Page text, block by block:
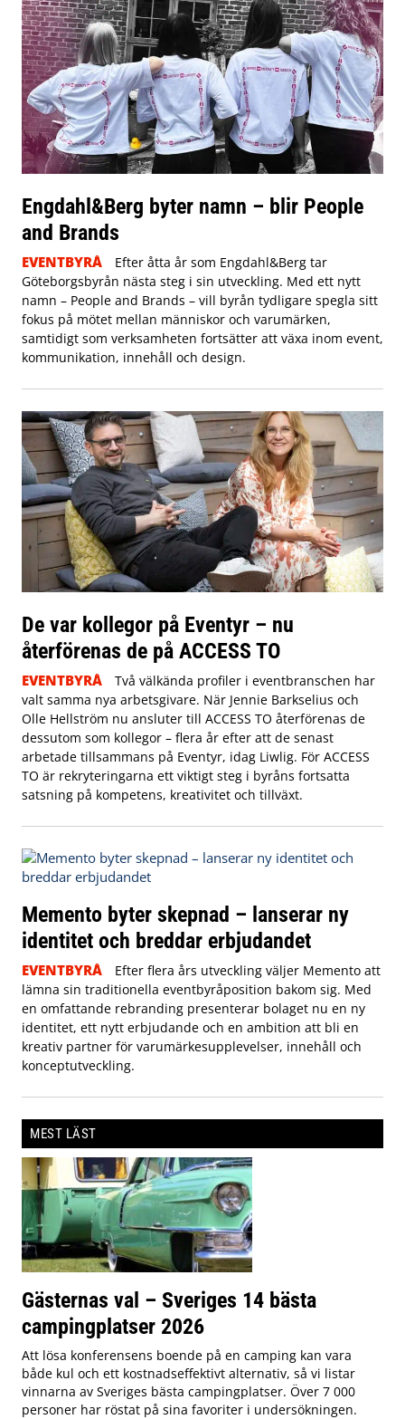
Engdahl&Berg byter namn – blir People
and Brands
EVENTBYRÅ
Efter åtta år som Engdahl&Berg tar
Göteborgsbyrån nästa steg i sin utveckling. Med ett nytt
namn – People and Brands – vill byrån tydligare spegla sitt
fokus på mötet mellan människor och varumärken,
samtidigt som verksamheten fortsätter att växa inom event,
kommunikation, innehåll och design.
De var kollegor på Eventyr – nu
återförenas de på ACCESS TO
EVENTBYRÅ
Två välkända profiler i eventbranschen har
valt samma nya arbetsgivare. När Jennie Barkselius och
Olle Hellström nu ansluter till ACCESS TO återförenas de
dessutom som kollegor – flera år efter att de senast
arbetade tillsammans på Eventyr, idag Liwlig. För ACCESS
TO är rekryteringarna ett viktigt steg i byråns fortsatta
satsning på kompetens, kreativitet och tillväxt.
Memento byter skepnad – lanserar ny
identitet och breddar erbjudandet
EVENTBYRÅ
Efter flera års utveckling väljer Memento att
lämna sin traditionella eventbyråposition bakom sig. Med
en omfattande rebranding presenterar bolaget nu en ny
identitet, ett nytt erbjudande och en ambition att bli en
kreativ partner för varumärkesupplevelser, innehåll och
konceptutveckling.
MEST LÄST
Gästernas val – Sveriges 14 bästa
campingplatser 2026
Att lösa konferensens boende på en camping kan vara
både kul och ett kostnadseffektivt alternativ, så vi listar
vinnarna av Sveriges bästa campingplatser. Över 7 000
personer har röstat på sina favoriter i undersökningen.